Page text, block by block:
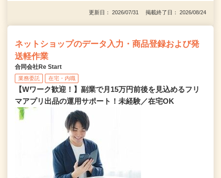
更新日： 2026/07/31 掲載終了日： 2026/08/24
ネットショップのデータ入力・商品登録および発
送軽作業
合同会社Re Start
業務委託 在宅・内職
【Wワーク歓迎！】副業で月15万円前後を見込めるフリ
マアプリ出品の運用サポート！未経験／在宅OK